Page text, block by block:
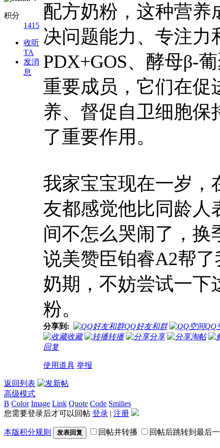
积分
1415
收听
TA
发消
息
配方奶粉，这种营养
决问题能力、专注力
PDX+GOS、酵母β-
重要成员，它们在促
养、督促自卫细胞保
了重要作用。
我家宝宝现在一岁，
友都感觉他比同龄人
间不怎么哭闹了，换
说美赞臣铂睿A2帮
奶期，不妨尝试一下
粉。
分享到: QQ好友和群
QQ
收藏
转播 分享
淘帖
回复
使用道具 举报
返回列表
高级模式
B Color Image Link Quote Code Smilies
您需要登录后才可以回帖 登录 | 注册
本版积分规则 发表回复 回帖并转播 回帖后跳转到最后